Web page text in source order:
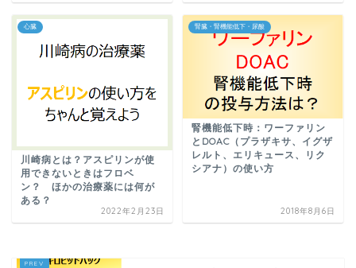
心臓
川崎病とは？アスピリンが使
用できないときはフロベ
ン？ ほかの治療薬には何が
ある？
2022年2月23日
腎臓・腎機能低下・尿酸
腎機能低下時：ワーファリン
とDOAC（プラザキサ、イグザ
レルト、エリキュース、リク
シアナ）の使い方
2018年8月6日